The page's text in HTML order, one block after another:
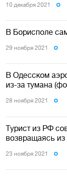
10 декабря 2021
В Борисполе
29 ноября 2021
В Одесском
из-за тумана
28 ноября 2021
Турист из РФ
возвращаясь из
23 ноября 2021